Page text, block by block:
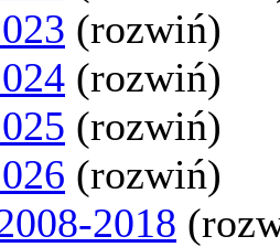
(rozwiń)
(rozwiń)
(rozwiń)
(rozwiń)
2018